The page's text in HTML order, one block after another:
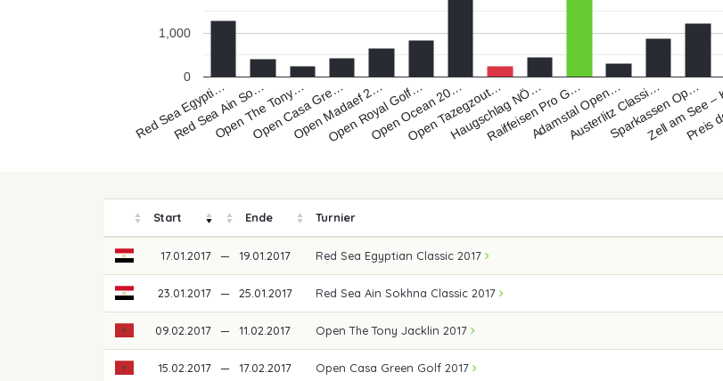
Red Sea Egypti…
Red Sea Ain So…
Open The Tony…
Open Casa Gre…
Open Madaef 2…
Open Royal Golf…
Open Ocean 20…
Open Tazegzout…
Haugschlag NÖ…
Raiffeisen Pro G…
Adamstal Open…
Austerlitz Classi…
Sparkassen Op…
Zell am
0
1,000
Start Ende Turnier
17.01.2017 — 19.01.2017 Red Sea Egyptian Classic 2017
23.01.2017 — 25.01.2017 Red Sea Ain Sokhna Classic 2017
09.02.2017 — 11.02.2017 Open The Tony Jacklin 2017
15.02.2017 — 17.02.2017 Open Casa Green Golf 2017